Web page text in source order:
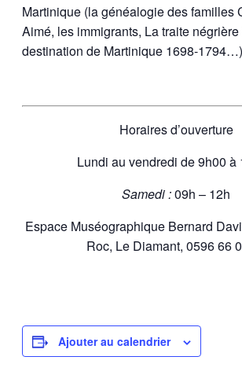
Martinique (la généalogie des familles
Aimé, les immigrants, La traite négrière
destination de Martinique 1698-
Horaires d’ouverture
Lundi au vendredi de 9h00 à
Samedi :09h – 12h
Espace Muséographique Bernard
Roc, Le Diamant, 0596 66
Ajouter au calendrier